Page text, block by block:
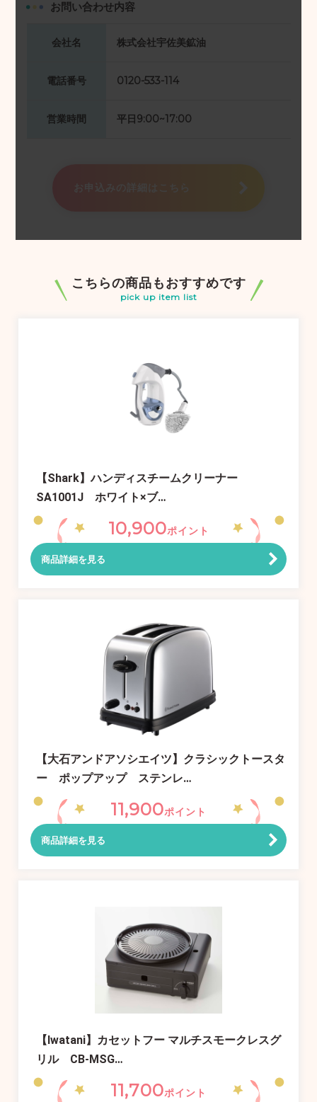
お問い合わせ内容
会社名 株式会社宇佐美鉱油
電話番号 0120-533-114
営業時間 平日9:00~17:00
お申込みの詳細はこちら
こちらの商品もおすすめです
pick up item list
【Shark】ハンディスチームクリーナー
SA1001J ホワイト×ブ…
10,900ポイント
商品詳細を見る
【大石アンドアソシエイツ】クラシックトースタ
ー ポップアップ ステンレ…
11,900ポイント
商品詳細を見る
【Iwatani】カセットフー マルチスモークレスグ
リル CB-MSG…
11,700ポイント